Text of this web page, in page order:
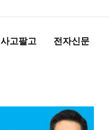
사고팔고 전자신문